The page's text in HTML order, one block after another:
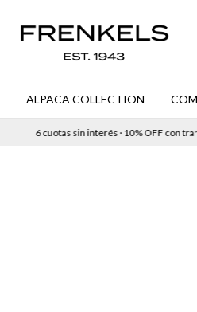
ALPACA COLLECTION
6 cuotas sin interés · 10% OFF con